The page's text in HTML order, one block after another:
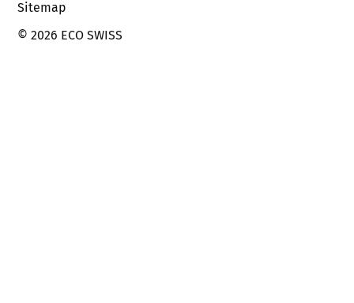
Sitemap
© 2026 ECO SWISS